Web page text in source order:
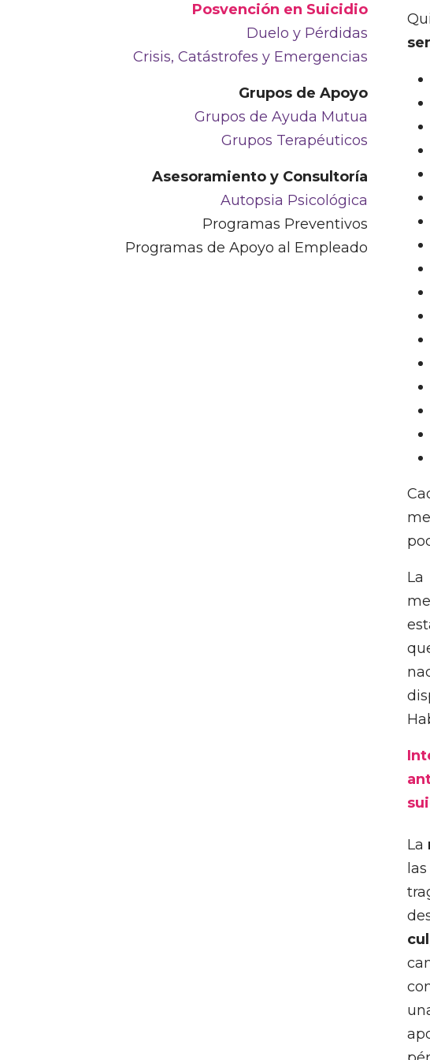
Posvención en Suicidio
Duelo y Pérdidas
Crisis, Catástrofes y Emergencias
Grupos de Apoyo
Grupos de Ayuda Mutua
Grupos Terapéuticos
Asesoramiento y Consultoría
Autopsia Psicológica
Programas Preventivos
Programas de Apoyo al Empleado
La
La